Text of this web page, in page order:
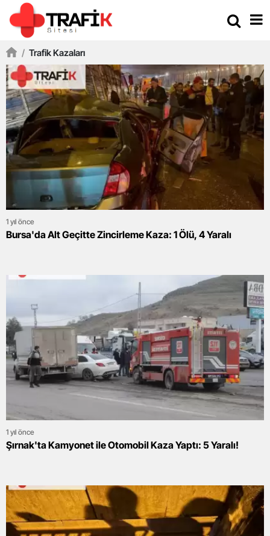
/ Trafik Kazaları
1 yıl önce
Bursa'da Alt Geçitte Zincirleme Kaza: 1 Ölü, 4 Yaralı
1 yıl önce
Şırnak'ta Kamyonet ile Otomobil Kaza Yaptı: 5 Yaralı!